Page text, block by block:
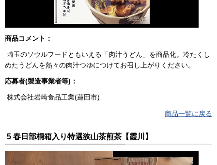
商品コメント：
埼玉のソウルフードともいえる「肉汁うどん」を商品化。冷たくし
めたうどんを熱々の肉汁つゆにつけてお召し上がりください。
応募者(製造事業者等)：
株式会社岩崎食品工業(蓮田市)
商品一覧に戻る
5 春日部桐箱入り特選狭山茶煎茶【霞川】